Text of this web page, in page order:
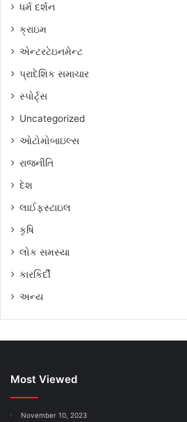
ધર્મ દર્શન
ક્રાઇમ
એન્ટરટેઇનમેન્ટ
પ્રાદેશિક સમાચાર
સ્પોર્ટ્સ
Uncategorized
ઓટોમોબાઇલ્સ
રાજનીતિ
દેશ
લાઈફસ્ટાઇલ
કૃષિ
લોક સમસ્યા
કારકિર્દી
અન્ય
Most Viewed
November 10, 2023